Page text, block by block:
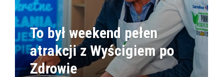
To był weekend pełen
atrakcji z Wyścigiem po
Zdrowie